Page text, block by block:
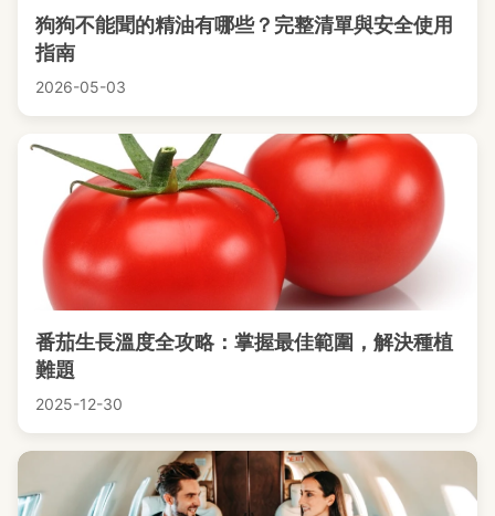
狗狗不能聞的精油有哪些？完整清單與安全使用
指南
2026-05-03
番茄生長溫度全攻略：掌握最佳範圍，解決種植
難題
2025-12-30